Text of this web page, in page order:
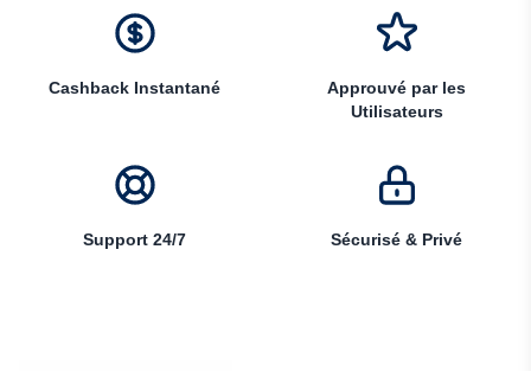
Cashback Instantané
Approuvé par les
Utilisateurs
Support 24/7 Sécurisé & Privé